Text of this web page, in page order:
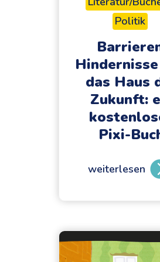
N
D
E
R
K
D
S
:
i
s
t
Politik
das Haus
Zukunft:
Pixi-
weiterlesen
B
i
e